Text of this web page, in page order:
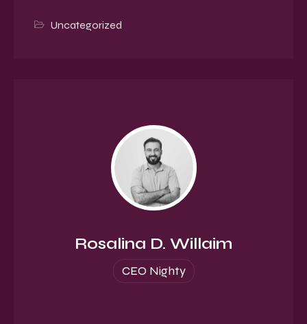
Uncategorized
Rosalina D. Willaim
CEO Nighty